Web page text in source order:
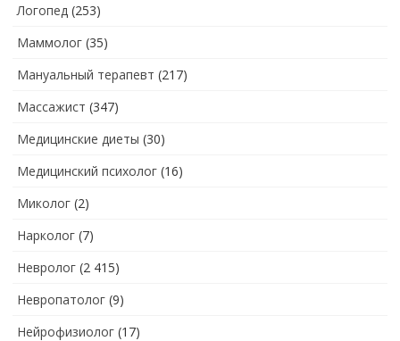
Логопед (253)
Маммолог (35)
Мануальный терапевт (217)
Массажист (347)
Медицинские диеты (30)
Медицинский психолог (16)
Миколог (2)
Нарколог (7)
Невролог (2 415)
Невропатолог (9)
Нейрофизиолог (17)